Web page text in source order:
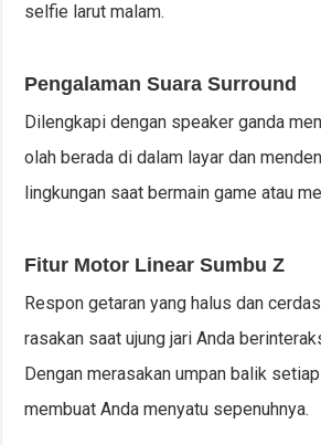
selfie larut malam.
Pengalaman Suara Surround
Dilengkapi dengan speaker ganda
olah berada di dalam layar dan
lingkungan saat bermain game atau
Fitur Motor Linear Sumbu Z
Respon getaran yang halus dan
rasakan saat ujung jari Anda
Dengan merasakan umpan balik
membuat Anda menyatu sepenuhnya.